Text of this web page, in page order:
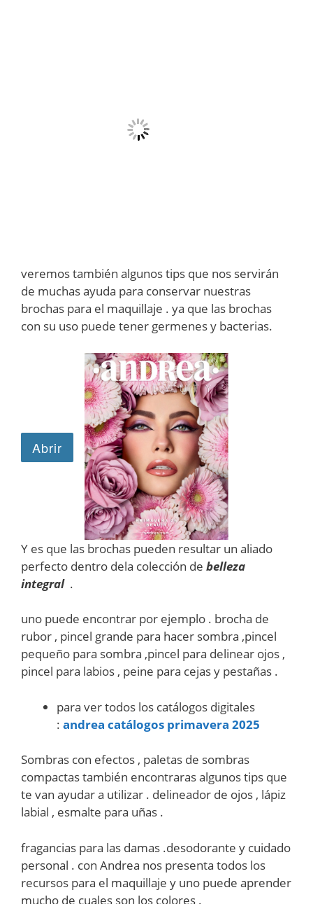
veremos también algunos tips que nos servirán
de muchas ayuda para conservar nuestras
brochas para el maquillaje . ya que las brochas
con su uso puede tener germenes y bacterias.
Y es que las brochas pueden resultar un aliado
perfecto dentro dela colección de belleza
integral.
uno puede encontrar por ejemplo . brocha de
rubor , pincel grande para hacer sombra ,pincel
pequeño para sombra ,pincel para delinear ojos ,
pincel para labios , peine para cejas y pestañas .
para ver todos los catálogos digitales
: andrea catálogos primavera 2025
Sombras con efectos , paletas de sombras
compactas también encontraras algunos tips que
te van ayudar a utilizar . delineador de ojos , lápiz
labial , esmalte para uñas .
fragancias para las damas .desodorante y cuidado
personal . con Andrea nos presenta todos los
recursos para el maquillaje y uno puede aprender
mucho de cuales son los colores .